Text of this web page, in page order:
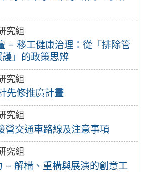
究組
– 移工健康治理：從「排除管
」的政策思辨
究組
先修推廣計畫
究組
營交通車路線及注意事項
究組
– 解構、重構與展演的創意工